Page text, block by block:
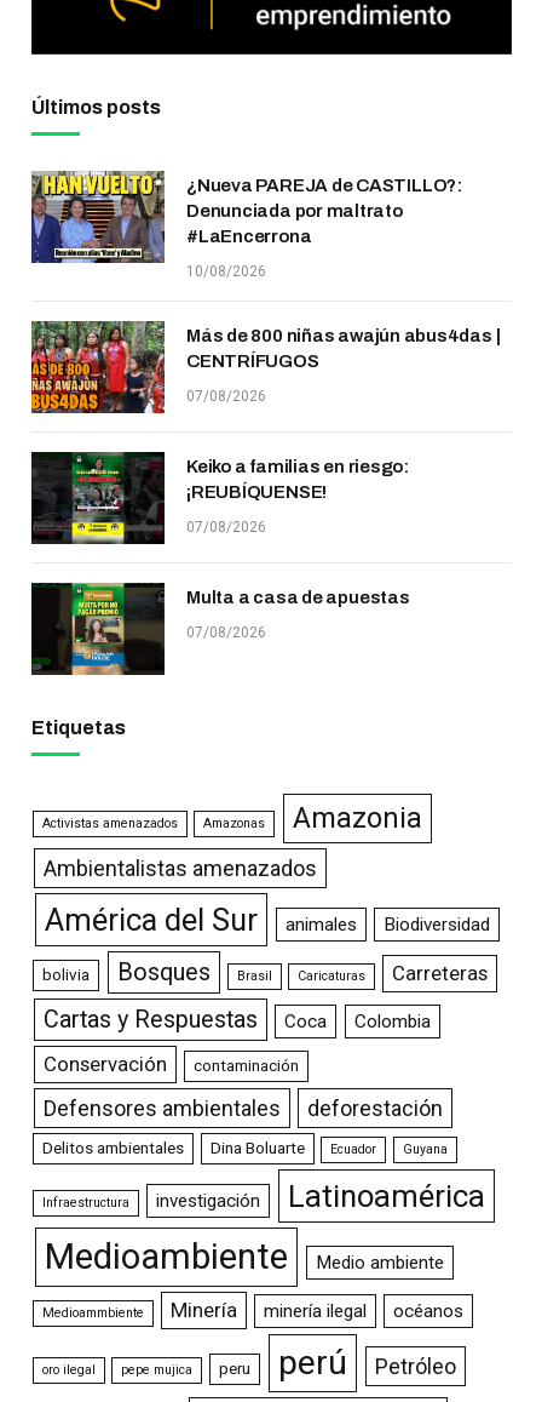
Últimos posts
¿Nueva PAREJA de CASTILLO?:
Denunciada por maltrato
#LaEncerrona
10/08/2026
Más de 800 niñas awajún abus4das |
CENTRÍFUGOS
07/08/2026
Keiko a familias en riesgo:
¡REUBÍQUENSE!
07/08/2026
Multa a casa de apuestas
07/08/2026
Etiquetas
Activistas amenazados Amazonas Amazonia
Ambientalistas amenazados
América del Sur animales Biodiversidad
bolivia Bosques Brasil Caricaturas Carreteras
Cartas y Respuestas Coca Colombia
Conservación contaminación
Defensores ambientales deforestación
Delitos ambientales Dina Boluarte Ecuador Guyana
Infraestructura investigación Latinoamérica
Medioambiente Medio ambiente
Medioammbiente Minería minería ilegal océanos
oro ilegal pepe mujica peru perú Petróleo